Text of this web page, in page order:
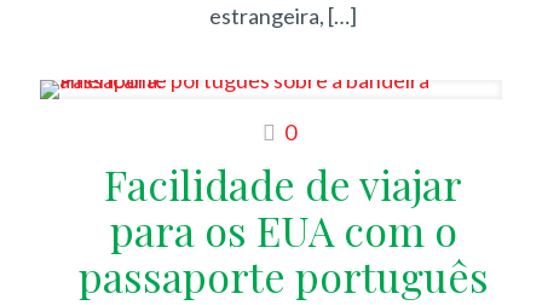
estrangeira, […]
0
Facilidade de viajar
para os EUA com o
passaporte português